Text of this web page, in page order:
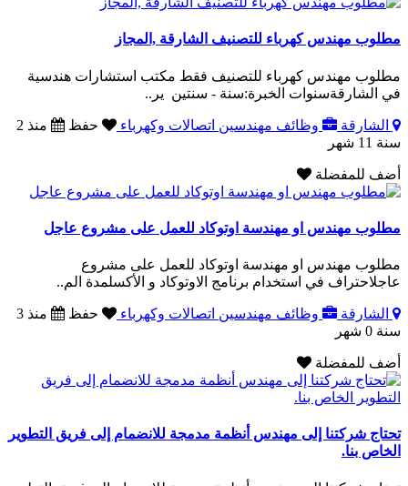
مطلوب مهندس كهرباء للتصنيف الشارقة ,المجاز
مطلوب مهندس كهرباء للتصنيف فقط مكتب استشارات هندسية
في الشارقةسنوات الخبرة:سنة - سنتين ير..
الشارقة وظائف مهندسين اتصالات وكهرباء حفظ
منذ 2
سنة 11 شهر
أضف للمفضلة
مطلوب مهندس او مهندسة اوتوكاد للعمل على مشروع عاجل
مطلوب مهندس او مهندسة اوتوكاد للعمل على مشروع
عاجلاحتراف في استخدام برنامج الاوتوكاد و الأكسلمدة الم..
الشارقة وظائف مهندسين اتصالات وكهرباء حفظ
منذ 3
سنة 0 شهر
أضف للمفضلة
تحتاج شركتنا إلى مهندس أنظمة مدمجة للانضمام إلى فريق التطوير
الخاص بنا.